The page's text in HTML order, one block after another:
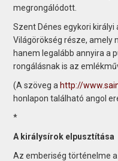
megrongálódott.
Szent Dénes egykori
Világörökség része, amely
hanem legalább annyira a
rongálásnak is az
(A szöveg a http://
honlapon található angol
*
A királysírok elpusztítása
Az emberiség történelme